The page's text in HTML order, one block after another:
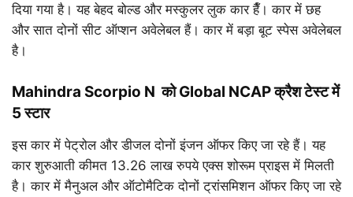
दिया गया है। यह बेहद बोल्ड और मस्कुलर लुक कार हैँ। कार में छह
और सात दोनों सीट ऑप्शन अवेलेबल हैं। कार में बड़ा बूट स्पेस अवेलेबल
है।
Mahindra Scorpio N को Global NCAP क्रैश टेस्ट में
5 स्टार
इस कार में पेट्रोल और डीजल दोनों इंजन ऑफर किए जा रहे हैं। यह
कार शुरुआती कीमत 13.26 लाख रुपये एक्स शोरूम प्राइस में मिलती
है। कार में मैनुअल और ऑटोमैटिक दोनों ट्रांसमिशन ऑफर किए जा रहे